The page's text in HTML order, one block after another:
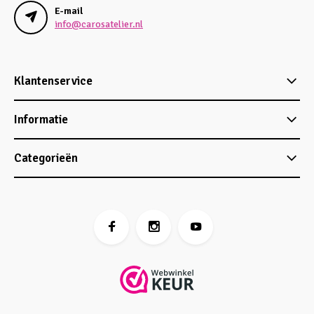
E-mail
info@carosatelier.nl
Klantenservice
Informatie
Categorieën